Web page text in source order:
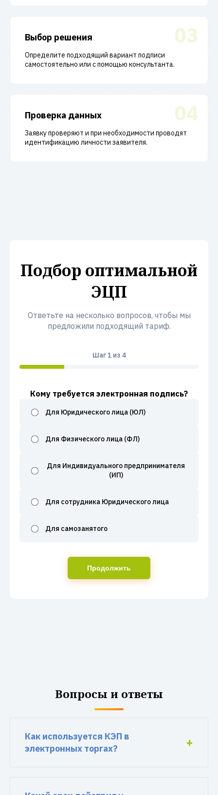
03
Выбор решения
Определите подходящий вариант подписи
самостоятельно или с помощью консультанта.
04
Проверка данных
Заявку проверяют и при необходимости проводят
идентификацию личности заявителя.
Подбор оптимальной
ЭЦП
Ответьте на несколько вопросов, чтобы мы
предложили подходящий тариф.
Шаг1из 4
Кому требуется электронная подпись?
Для Юридического лица (ЮЛ)
Для Физического лица (ФЛ)
Для Индивидуального предпринимателя
(ИП)
Для сотрудника Юридического лица
Для самозанятого
Продолжить
Вопросы и ответы
Как используется КЭП в
электронных торгах?